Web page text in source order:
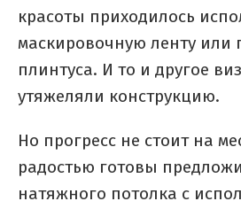
красоты приходилось
маскировочную ленту или
плинтуса. И то и другое
утяжеляли конструкцию.
Но прогресс не стоит на
радостью готовы
натяжного потолка с